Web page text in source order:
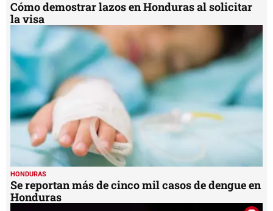
Cómo demostrar lazos en Honduras al solicitar
la visa
HONDURAS
Se reportan más de cinco mil casos de dengue en
Honduras